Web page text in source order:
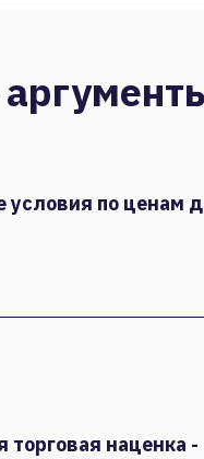
условия по ценам
торговая наценка